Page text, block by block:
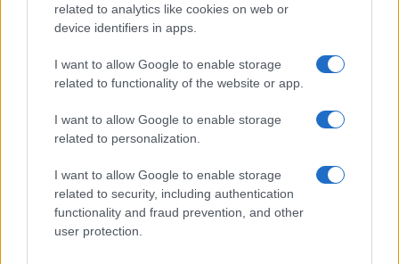
related to analytics like cookies on web or
device identifiers in apps.
I want to allow Google to enable storage
related to functionality of the website or app.
I want to allow Google to enable storage
related to personalization.
I want to allow Google to enable storage
related to security, including authentication
functionality and fraud prevention, and other
user protection.
Σύμφωνα με το Υπουργείο Πετρελαίου, αυτές οι
προσπάθειες θα βοηθήσουν στην αύξηση της
συνολικής παραγωγής πετρελαίου του Ιράκ από